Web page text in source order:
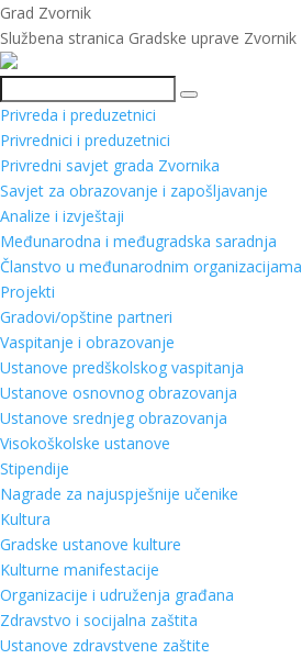
Grad Zvornik
Službena stranica Gradske uprave Zvornik
Pretraga
Privreda i preduzetnici
Privrednici i preduzetnici
Privredni savjet grada Zvornika
Savjet za obrazovanje i zapošljavanje
Analize i izvještaji
Međunarodna i međugradska saradnja
Članstvo u međunarodnim organizacijama
Projekti
Gradovi/opštine partneri
Vaspitanje i obrazovanje
Ustanove predškolskog vaspitanja
Ustanove osnovnog obrazovanja
Ustanove srednjeg obrazovanja
Visokoškolske ustanove
Stipendije
Nagrade za najuspješnije učenike
Kultura
Gradske ustanove kulture
Kulturne manifestacije
Organizacije i udruženja građana
Zdravstvo i socijalna zaštita
Ustanove zdravstvene zaštite